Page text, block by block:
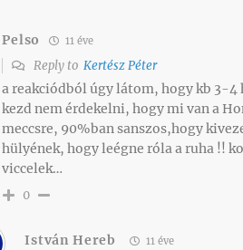
Pelso 11 éve
Reply toKertész Péter
a reakciódból úgy látom, hogy kb 3-
kezd nem érdekelni, hogy mi van a
meccsre, 90%ban sanszos,hogy
hülyének, hogy leégne róla a ruha !!
viccelek…
0
István Hereb 11 éve